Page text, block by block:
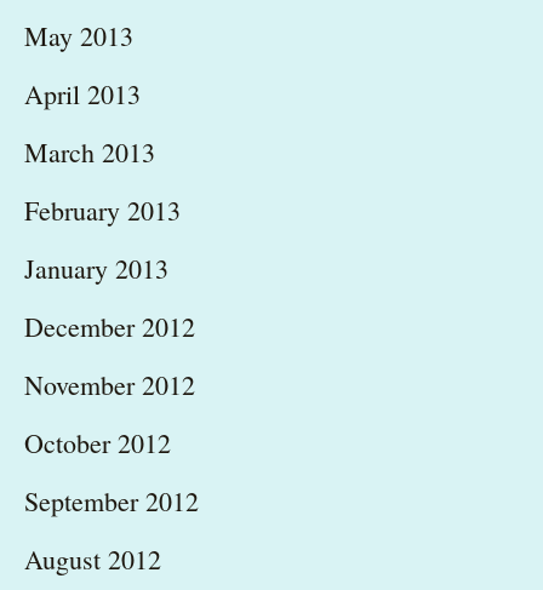
May 2013
April 2013
March 2013
February 2013
January 2013
December 2012
November 2012
October 2012
September 2012
August 2012